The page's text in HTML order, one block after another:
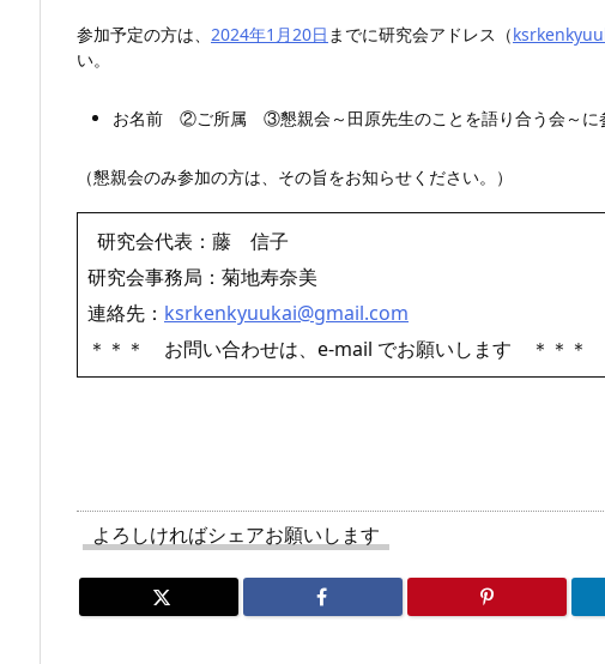
参加予定の方は、 2024年1月20日 までに研究会アドレス（
い。
お名前 ②ご所属 ③懇親会～田原先生のことを語り合う会～に
（懇親会のみ参加の方は、その旨をお知らせください。）
研究会代表：藤 信子
研究会事務局：菊地寿奈美
連絡先： ksrkenkyuukai@gmail.com
＊＊＊ お問い合わせは、e-mail でお願いします ＊＊＊
よろしければシェアお願いします